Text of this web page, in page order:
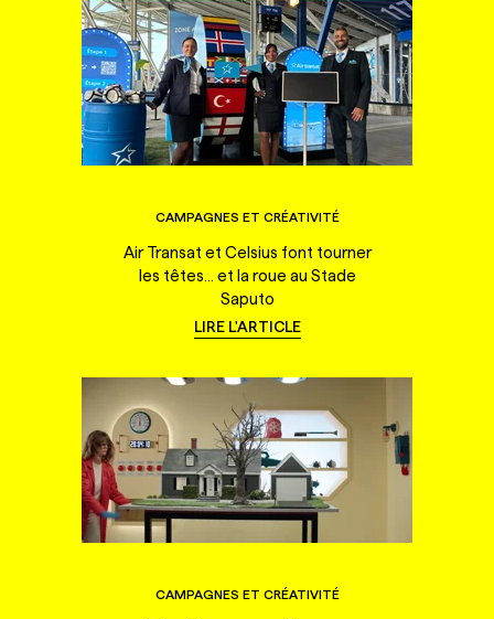
CAMPAGNES ET CRÉATIVITÉ
Air Transat et Celsius font tourner
les têtes... et la roue au Stade
Saputo
LIRE L'ARTICLE
CAMPAGNES ET CRÉATIVITÉ